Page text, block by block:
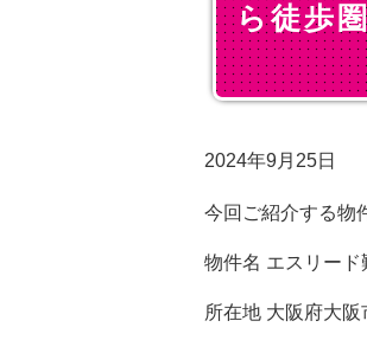
ら徒歩
2024年9月25日
今回ご紹介する物
物件名 エスリード
所在地 大阪府大